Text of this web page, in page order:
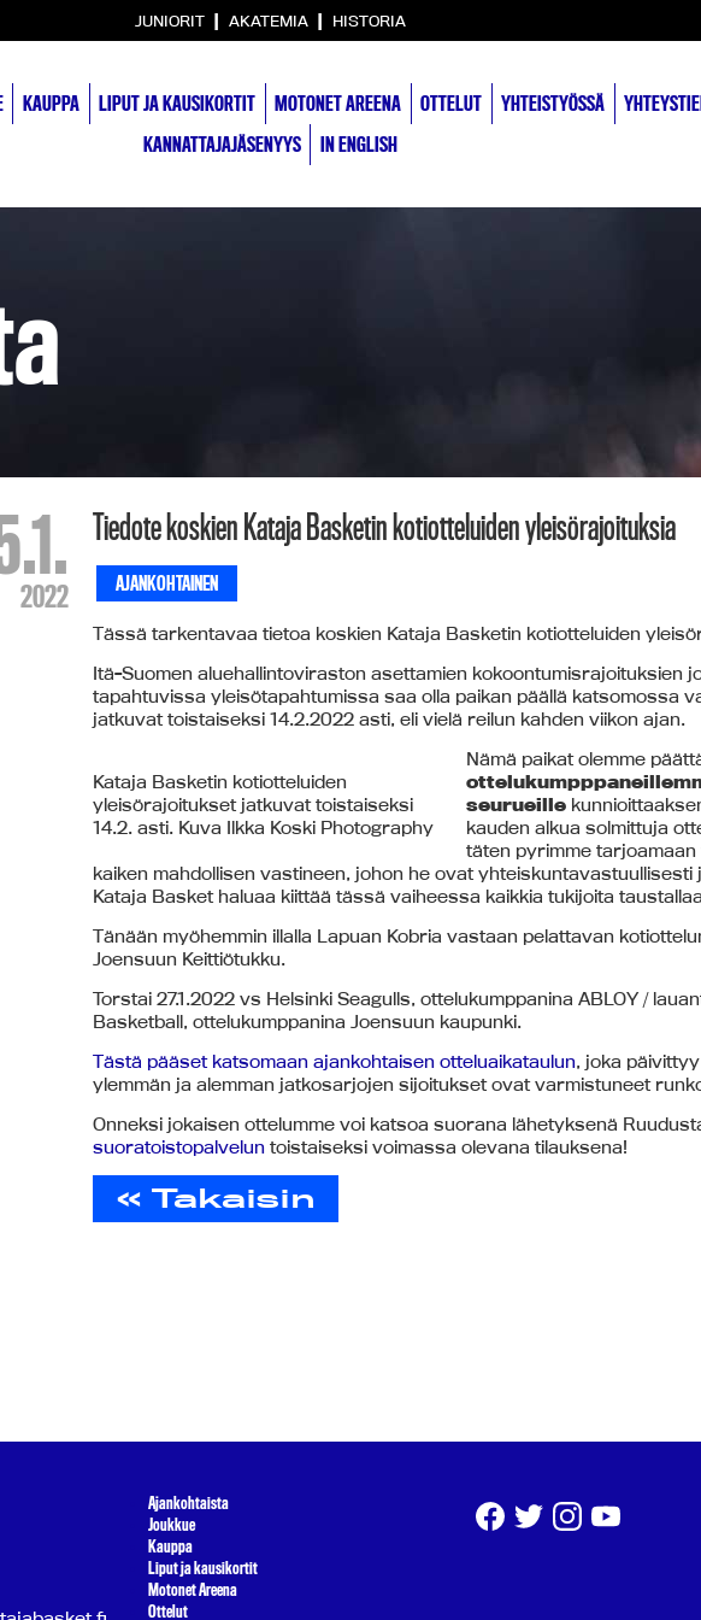
JUNIORIT | AKATEMIA | HISTORIA
KAUPPA LIPUT JA KAUSIKORTIT MOTONET AREENA OTTELUT YHTEISTYÖSSÄ
KANNATTAJAJÄSENYYS
IN ENGLISH
2022
Tiedote koskien Kataja Basketin kotiotteluiden yleisörajoituksia
AJANKOHTAINEN
Tässä tarkentavaa tietoa koskien Kataja Basketin kotiotteluiden
Itä-Suomen aluehallintoviraston asettamien kokoontumisrajoituksien
tapahtuvissa yleisötapahtumissa saa olla paikan päällä katsomossa
jatkuvat toistaiseksi 14.2.2022 asti, eli vielä reilun kahden viikon ajan.
Kataja Basketin kotiotteluiden
yleisörajoitukset jatkuvat toistaiseksi
14.2. asti. Kuva Ilkka Koski Photography
Nämä paikat olemme
seurueille
kauden alkua solmittuja
täten pyrimme
kaiken mahdollisen vastineen, johon he ovat
Kataja Basket haluaa kiittää tässä vaiheessa kaikkia tukijoita
Tänään myöhemmin illalla Lapuan Kobria vastaan pelattavan
Joensuun Keittiötukku.
Torstai 27.1.2022 vs Helsinki Seagulls, ottelukumppanina ABLOY /
Basketball, ottelukumppanina Joensuun kaupunki.
Tästä pääset katsomaan ajankohtaisen otteluaikataulun, joka
ylemmän ja alemman jatkosarjojen sijoitukset ovat varmistuneet
Onneksi jokaisen ottelumme voi katsoa suorana lähetyksenä
suoratoistopalvelun toistaiseksi voimassa olevana tilauksena!
« Takaisin
Ajankohtaista
Joukkue
Kauppa
Liput ja kausikortit
Motonet Areena
Ottelut